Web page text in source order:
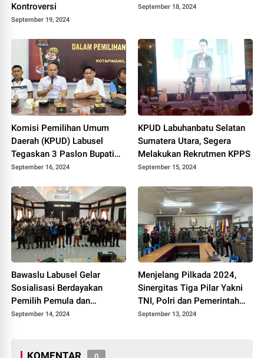
Kontroversi
September 19, 2024
September 18, 2024
Komisi Pemilihan Umum
Daerah (KPUD) Labusel
Tegaskan 3 Paslon Bupati
Memenuhi Persyaratan
September 16, 2024
KPUD Labuhanbatu Selatan
Sumatera Utara, Segera
Melakukan Rekrutmen KPPS
September 15, 2024
Bawaslu Labusel Gelar
Sosialisasi Berdayakan
Pemilih Pemula dan
Pengawasan Partisipatif
September 14, 2024
Menjelang Pilkada 2024,
Sinergitas Tiga Pilar Yakni
TNI, Polri dan Pemerintah
Daerah Terus Diperkuat di
September 13, 2024